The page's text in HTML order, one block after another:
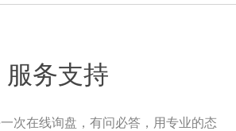
服务支持
次在线询盘，有问必答，用专业的态